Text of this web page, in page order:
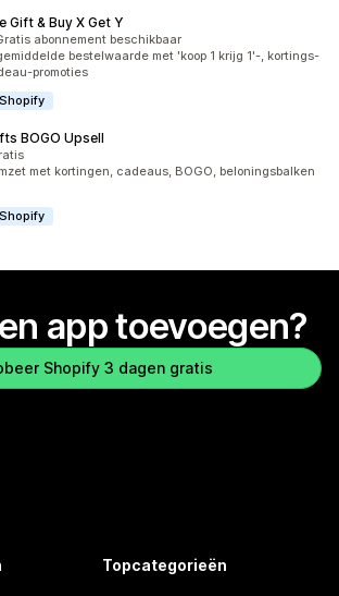
Gift & Buy X Get Y
in totaalabonnement beschikbaar
bestelwaarde met 'koop 1 krijg 1'-, kortings-
promoties
BOGO Upsell
totaal
met kortingen, cadeaus, BOGO, beloningsbalken
app toevoegen?
Shopify 3 dagen gratis
Topcategorieën